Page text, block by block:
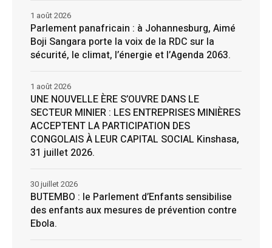
Parlement panafricain : à Johannesburg, Aimé
Boji Sangara porte la voix de la RDC sur la
sécurité, le climat, l’énergie et l’Agenda 2063.
1 août 2026
UNE NOUVELLE ÈRE S’OUVRE DANS LE
SECTEUR MINIER : LES ENTREPRISES MINIÈRES
ACCEPTENT LA PARTICIPATION DES
CONGOLAIS À LEUR CAPITAL SOCIAL Kinshasa,
31 juillet 2026.
1 août 2026
BUTEMBO : le Parlement d’Enfants sensibilise
des enfants aux mesures de prévention contre
Ebola.
30 juillet 2026